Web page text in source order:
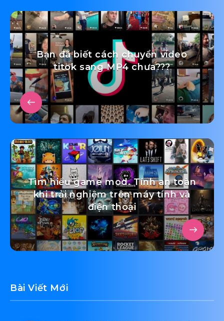
Bạn đã biết cách chuyển video
titok sang MP4 chưa???
Tìm hiểu game mod. Tính an toàn
khi trải nghiệm trên máy tính và
điện thoại
Bài Viết Mới